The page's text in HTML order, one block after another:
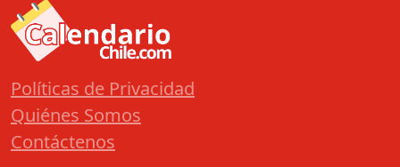
Políticas de Privacidad
Quiénes Somos
Contáctenos